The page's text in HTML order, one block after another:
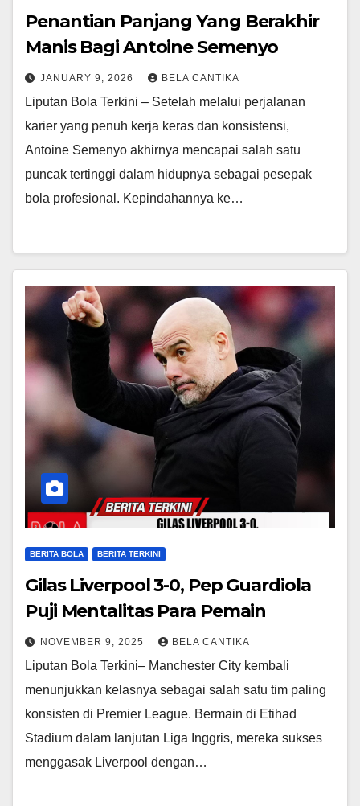
Penantian Panjang Yang Berakhir
Manis Bagi Antoine Semenyo
JANUARY 9, 2026 BELA CANTIKA
Liputan Bola Terkini – Setelah melalui perjalanan
karier yang penuh kerja keras dan konsistensi,
Antoine Semenyo akhirnya mencapai salah satu
puncak tertinggi dalam hidupnya sebagai pesepak
bola profesional. Kepindahannya ke…
BERITA BOLA BERITA TERKINI
Gilas Liverpool 3-0, Pep Guardiola
Puji Mentalitas Para Pemain
NOVEMBER 9, 2025 BELA CANTIKA
Liputan Bola Terkini– Manchester City kembali
menunjukkan kelasnya sebagai salah satu tim paling
konsisten di Premier League. Bermain di Etihad
Stadium dalam lanjutan Liga Inggris, mereka sukses
menggasak Liverpool dengan…